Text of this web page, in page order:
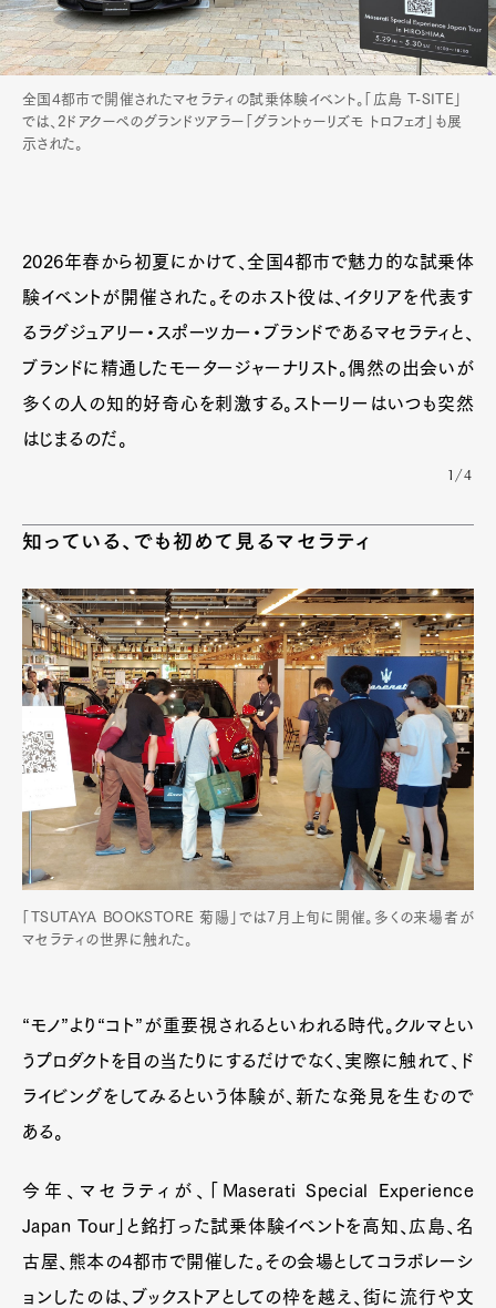
全国4都市で開催されたマセラティの試乗体験イベント。「広島 T-SITE」
では、2ドアクーペのグランドツアラー「グラントゥーリズモ トロフェオ」も展
示された。
2026年春から初夏にかけて、全国4都市で魅力的な試乗体
験イベントが開催された。そのホスト役は、イタリアを代表す
るラグジュアリー・スポーツカー・ブランドであるマセラティと、
ブランドに精通したモータージャーナリスト。偶然の出会いが
多くの人の知的好奇心を刺激する。ストーリーはいつも突然
はじまるのだ。
1/4
知っている、でも初めて見るマセラティ
「TSUTAYA BOOKSTORE 菊陽」では7月上旬に開催。多くの来場者が
マセラティの世界に触れた。
“モノ”より“コト”が重要視されるといわれる時代。クルマとい
うプロダクトを目の当たりにするだけでなく、実際に触れて、ド
ライビングをしてみるという体験が、新たな発見を生むので
ある。
今年、マセラティが、「Maserati Special Experience
Japan Tour」と銘打った試乗体験イベントを高知、広島、名
古屋、熊本の4都市で開催した。その会場としてコラボレーシ
ョンしたのは、ブックストアとしての枠を越え、街に流行や文